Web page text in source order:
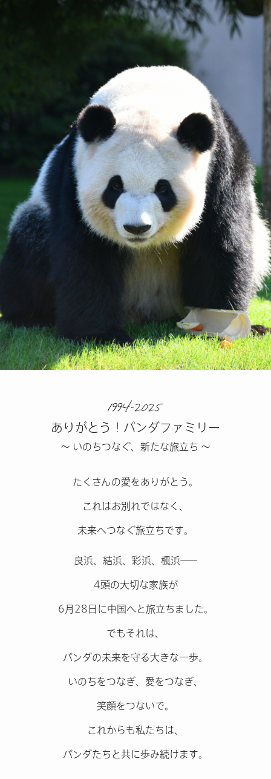
ありがとう！パンダファミリー
～ いのちつなぐ、新たな旅立ち ～
たくさんの愛をありがとう。
これはお別れではなく、
未来へつなぐ旅立ちです。
良浜、結浜、彩浜、楓浜——
4頭の大切な家族が
6月28日に中国へと旅立ちました。
でもそれは、
パンダの未来を守る大きな一歩。
いのちをつなぎ、愛をつなぎ、
笑顔をつないで。
これからも私たちは、
パンダたちと共に歩み続けます。